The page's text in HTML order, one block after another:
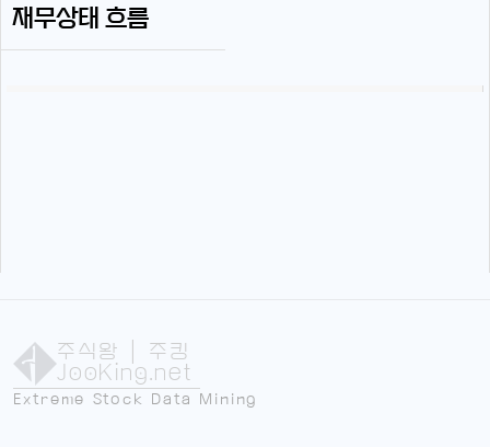
재무상태 흐름
주식왕 | 주킹
JooKing.net
Extreme Stock Data Mining